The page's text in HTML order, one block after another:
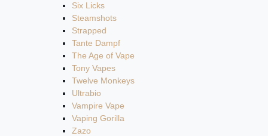
Six Licks
Steamshots
Strapped
Tante Dampf
The Age of Vape
Tony Vapes
Twelve Monkeys
Ultrabio
Vampire Vape
Vaping Gorilla
Zazo